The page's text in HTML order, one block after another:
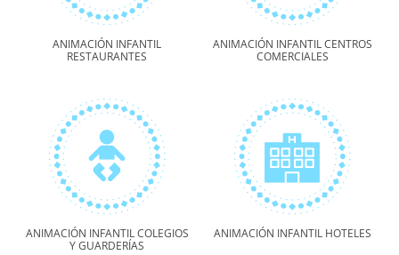
ANIMACIÓN INFANTIL
RESTAURANTES
ANIMACIÓN INFANTIL CENTROS
COMERCIALES
ANIMACIÓN INFANTIL COLEGIOS
Y GUARDERÍAS
ANIMACIÓN INFANTIL HOTELES